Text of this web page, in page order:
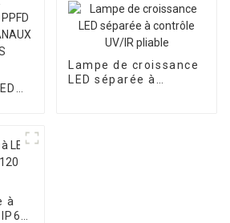
Lampe de croissance
LED séparée à
à